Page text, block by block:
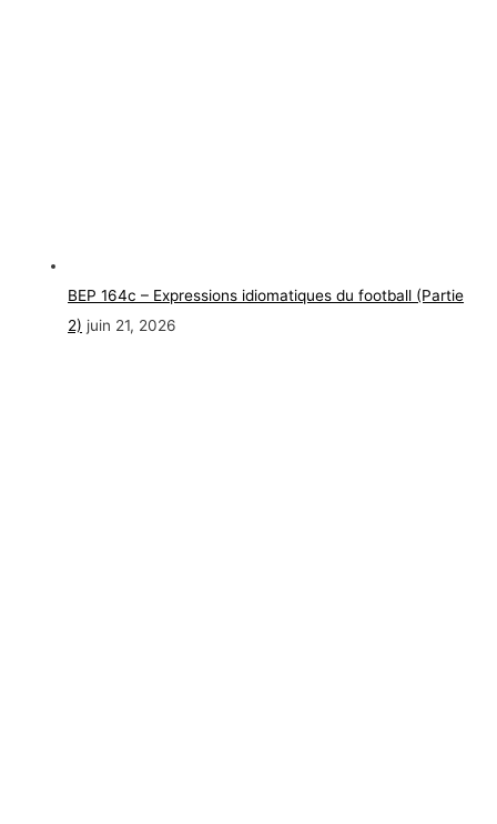
BEP 164c – Expressions idiomatiques du football (Partie
2) juin 21, 2026